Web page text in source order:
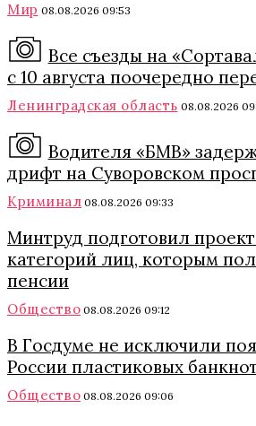
Мир 08.08.2026 09:53
Все съезды на
с 10 августа поочередно
Ленинградская область 08.08.2026
Водителя «БМВ»
дрифт на Суворовском
Криминал 08.08.2026 09:33
Минтруд подготовил
категорий лиц, которым
пенсии
Общество 08.08.2026 09:12
В Госдуме не исключили
России пластиковых
Общество 08.08.2026 09:06